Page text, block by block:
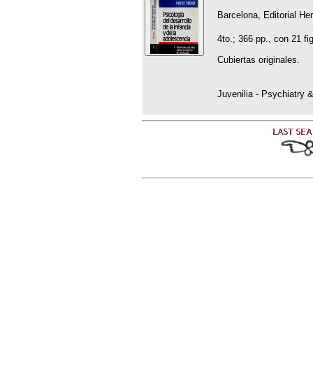
Barcelona, Editorial
4to.; 366 pp., con 21
Cubiertas originales.
Juvenilia - Psychiatry